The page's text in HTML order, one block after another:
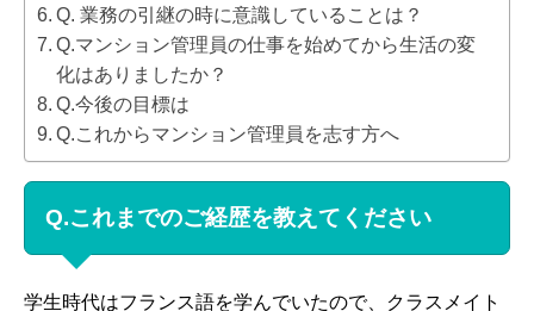
Q. 業務の引継の時に意識していることは？
Q.マンション管理員の仕事を始めてから生活の変
化はありましたか？
Q.今後の目標は
Q.これからマンション管理員を志す方へ
Q.これまでのご経歴を教えてください
学生時代はフランス語を学んでいたので、クラスメイト